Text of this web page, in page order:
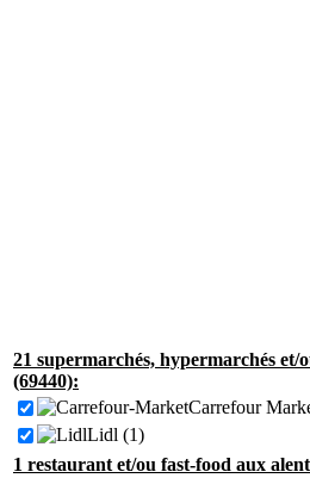
21 supermarchés, hypermarchés
(69440):
Carrefour
Lidl (1)
1 restaurant et/ou fast-food aux